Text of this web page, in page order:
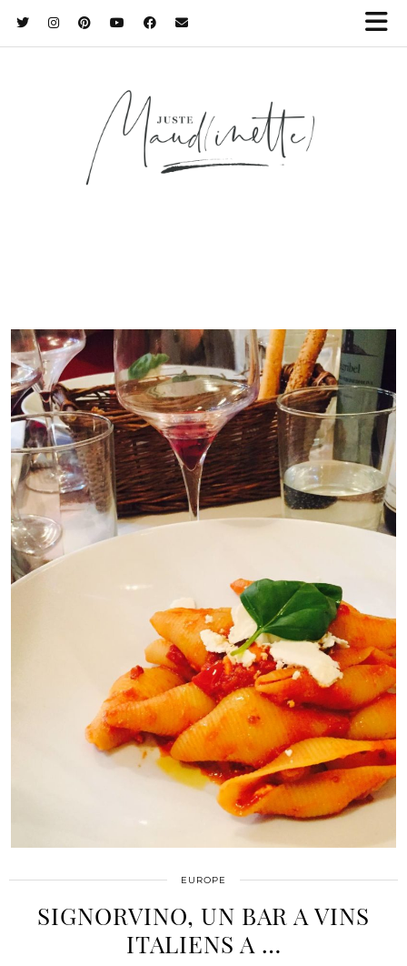
EUROPE
SIGNORVINO, UN BAR A VINS
ITALIENS A …